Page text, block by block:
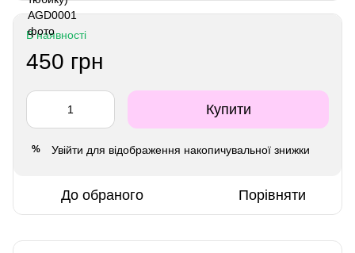
В наявності
450 грн
Купити
% Увійти для відображення накопичувальної знижки
До обраного Порівняти